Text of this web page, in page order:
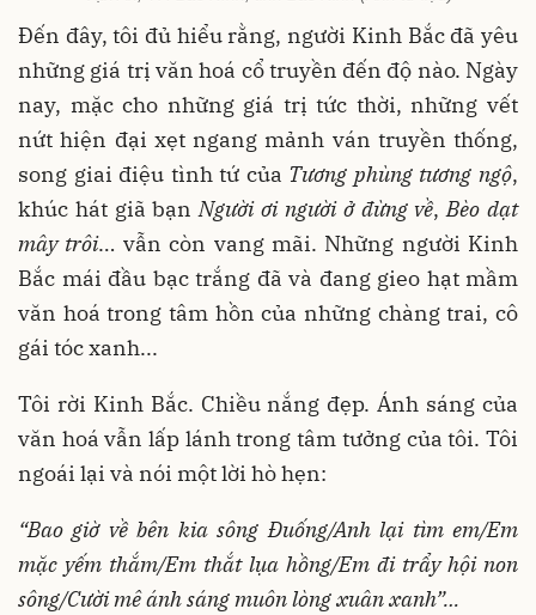
Đến đây, tôi đủ hiểu rằng, người Kinh Bắc đã yêu
những giá trị văn hoá cổ truyền đến độ nào. Ngày
nay, mặc cho những giá trị tức thời, những vết
nứt hiện đại xẹt ngang mảnh ván truyền thống,
song giai điệu tình tứ của Tương phùng tương ngộ,
khúc hát giã bạnNgười ơi người ở đừng về,Bèo dạt
mây trôi… vẫn còn vang mãi. Những người Kinh
Bắc mái đầu bạc trắng đã và đang gieo hạt mầm
văn hoá trong tâm hồn của những chàng trai, cô
gái tóc xanh...
Tôi rời Kinh Bắc. Chiều nắng đẹp. Ánh sáng của
văn hoá vẫn lấp lánh trong tâm tưởng của tôi. Tôi
ngoái lại và nói một lời hò hẹn:
“Bao giờ về bên kia sông Đuống/Anh lại tìm em/Em
mặc yếm thắm/Em thắt lụa hồng/Em đi trẩy hội non
sông/Cười mê ánh sáng muôn lòng xuân xanh”…